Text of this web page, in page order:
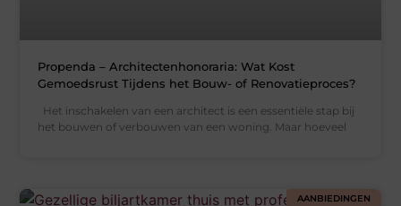
Propenda – Architectenhonoraria: Wat Kost
Gemoedsrust Tijdens het Bouw- of Renovatieproces?
Het inschakelen van een architect is een essentiële stap bij
het bouwen of verbouwen van een woning. Maar hoeveel
AANBIEDINGEN